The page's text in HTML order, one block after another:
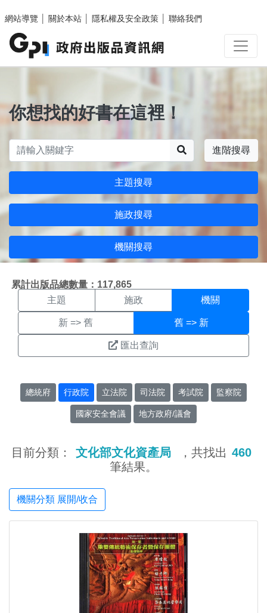
網站導覽
關於本站 隱私權及安全政策 聯絡我們
你想找的好書在這裡！
進階搜尋
主題搜尋
施政搜尋
機關搜尋
累計出版品總數量：117,865
機關搜尋結果頁面
主題 施政 機關
新 => 舊 舊 => 新
匯出查詢
總統府 行政院 立法院 司法院 考試院 監察院
國家安全會議 地方政府/議會
目前分類： 文化部文化資產局 ，共找出 460
筆結果。
機關分類 展開/收合